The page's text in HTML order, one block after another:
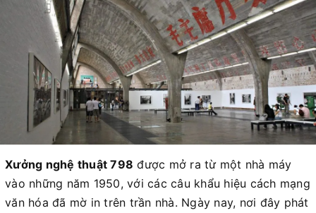
Xưởng nghệ thuật 798 được mở ra từ một nhà máy
vào những năm 1950, với các câu khẩu hiệu cách mạng
văn hóa đã mờ in trên trần nhà. Ngày nay, nơi đây phát